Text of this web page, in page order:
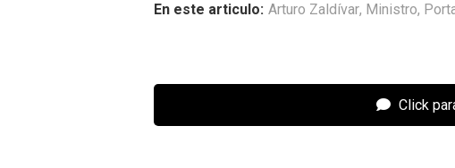
En este articulo: Arturo Zaldívar, Ministro,
Click